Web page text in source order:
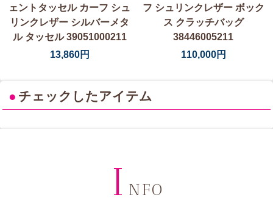
ェントタッセル カーフ シュ
リンクレザー シルバーメタ
ル タッセル 39051000211
13,860円
フ シュリンクレザー ボック
ス クラッチバッグ
38446005211
110,000円
● チェックしたアイテム
I NFO